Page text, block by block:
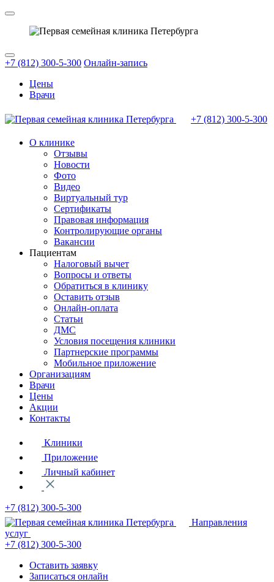
+7 (812) 300-5-300 Онлайн-запись
Цены
Врачи
+7 (812) 300-5-300
О клинике
Отзывы
Новости
Фото
Видео
Виртуальный тур
Сертификаты
Правовая информация
Контролирующие органы
Вакансии
Пациентам
Налоговый вычет
Вопросы и ответы
Обратиться в клинику
Оставить отзыв
Онлайн-оплата
Статьи
ДМС
Условия посещения клиники
Партнерские программы
Мобильное приложение
Организациям
Врачи
Цены
Акции
Контакты
Клиники
Приложение
Личный кабинет
+7 (812) 300-5-300
Направления
услуг
+7 (812) 300-5-300
Оставить заявку
Записаться онлайн